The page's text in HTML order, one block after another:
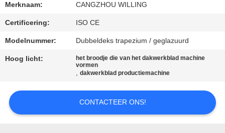
Merknaam: CANGZHOU WILLING
Certificering: ISO CE
Modelnummer: Dubbeldeks trapezium / geglazuurd
Hoog licht:
het broodje die van het dakwerkblad machine
vormen
,dakwerkblad productiemachine
CONTACTEER ONS!